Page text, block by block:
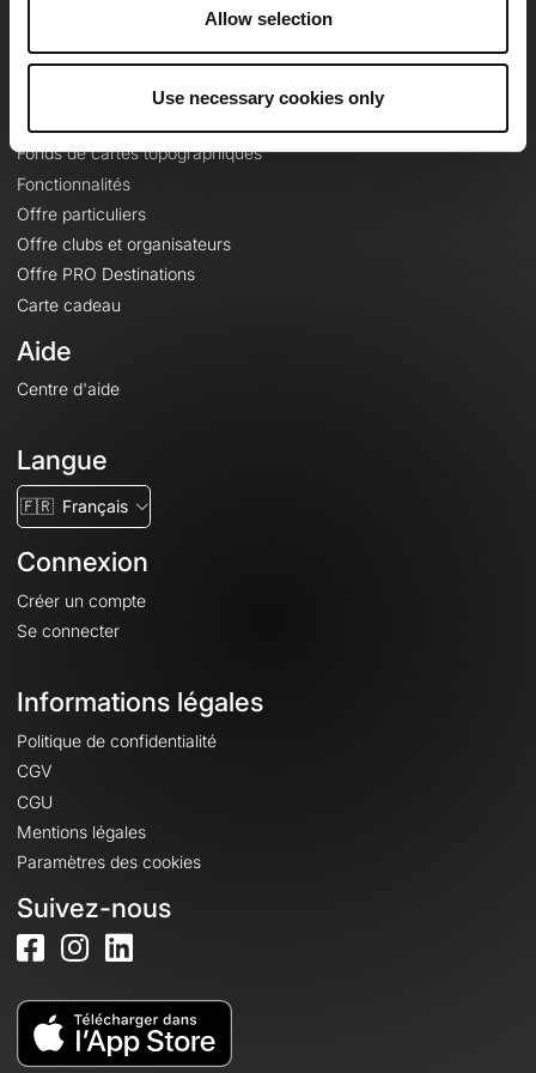
Allow selection
Use necessary cookies only
Le Mag'
Fonds de cartes topographiques
Fonctionnalités
Offre particuliers
Offre clubs et organisateurs
Offre PRO Destinations
Carte cadeau
Aide
Centre d'aide
Langue
🇫🇷 Français
Connexion
Créer un compte
Se connecter
Informations légales
Politique de confidentialité
CGV
CGU
Mentions légales
Paramètres des cookies
Suivez-nous